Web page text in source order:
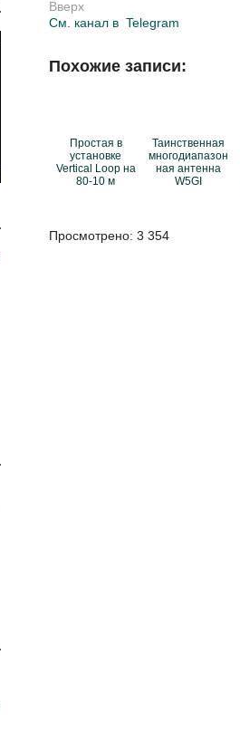
Вверх
См. канал в Telegram
Похожие записи:
Простая в
установке
Vertical Loop на
80-10 м
Таинственная
многодиапазон
ная антенна
W5GI
Просмотрено:3 354